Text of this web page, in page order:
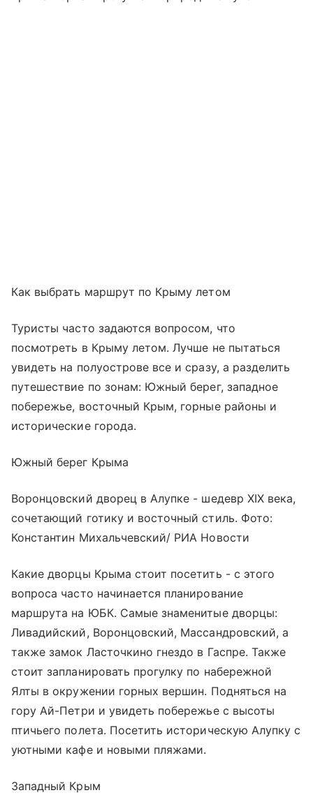
Как выбрать маршрут по Крыму летом
Туристы часто задаются вопросом, что
посмотреть в Крыму летом. Лучше не пытаться
увидеть на полуострове все и сразу, а разделить
путешествие по зонам: Южный берег, западное
побережье, восточный Крым, горные районы и
исторические города.
Южный берег Крыма
Воронцовский дворец в Алупке - шедевр XIX века,
сочетающий готику и восточный стиль. Фото:
Константин Михальчевский/ РИА Новости
Какие дворцы Крыма стоит посетить - с этого
вопроса часто начинается планирование
маршрута на ЮБК. Самые знаменитые дворцы:
Ливадийский, Воронцовский, Массандровский, а
также замок Ласточкино гнездо в Гаспре. Также
стоит запланировать прогулку по набережной
Ялты в окружении горных вершин. Подняться на
гору Ай-Петри и увидеть побережье с высоты
птичьего полета. Посетить историческую Алупку с
уютными кафе и новыми пляжами.
Западный Крым